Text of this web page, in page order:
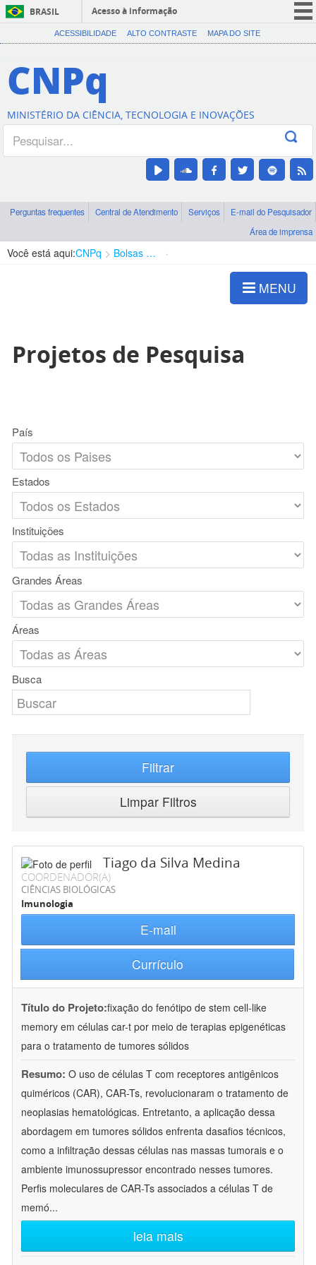
BRASIL
Acesso à informação
CORONAVÍRUS (COVID-19)
Canais
ACESSIBILIDADE ALTO CONTRASTE MAPA DO SITE
CNPq
MINISTÉRIO DA CIÊNCIA, TECNOLOGIA E INOVAÇÕES
Perguntas frequentes Central de Atendimento Serviços
E-mail do Pesquisador
Área de imprensa
Você está aqui:CNPq Bolsas e Auxílios Vigentes
MENU
Projetos de Pesquisa
País
Estados
Instituições
Grandes Áreas
Áreas
Busca
Filtrar
Limpar Filtros
Tiago da Silva Medina
COORDENADOR(A)
CIÊNCIAS BIOLÓGICAS
Imunologia
E-mail
Currículo
Título do Projeto:fixação do fenótipo de stem cell-like
memory em células car-t por meio de terapias epigenéticas
para o tratamento de tumores sólidos
Resumo: O uso de células T com receptores antigênicos
quiméricos (CAR), CAR-Ts, revolucionaram o tratamento de
neoplasias hematológicas. Entretanto, a aplicação dessa
abordagem em tumores sólidos enfrenta dasafios técnicos,
como a infiltração dessas células nas massas tumorais e o
ambiente imunossupressor encontrado nesses tumores.
Perfis moleculares de CAR-Ts associados a células T de
memó...
leia mais